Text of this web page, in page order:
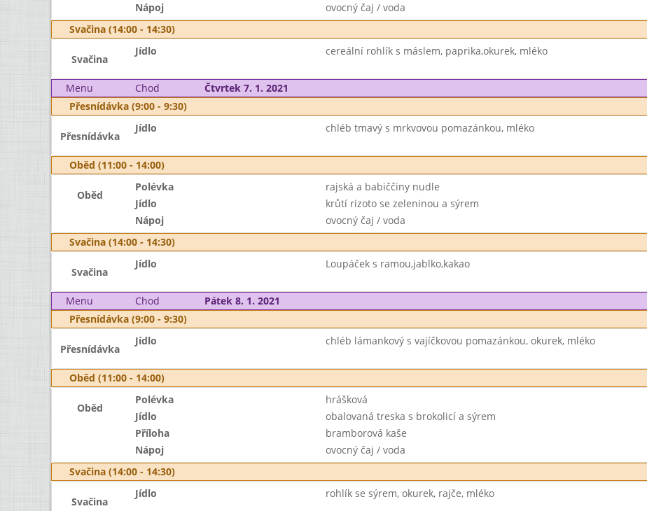
Nápoj
ovocný čaj / voda
Svačina (14:00 - 14:30)
Svačina
Jídlo cereální rohlík s máslem, paprika,okurek, mléko
Menu Chod Čtvrtek 7. 1. 2021
Přesnídávka (9:00 - 9:30)
Přesnídávka
Jídlo chléb tmavý s mrkvovou pomazánkou, mléko
Oběd (11:00 - 14:00)
Oběd
Polévka rajská a babiččiny nudle
Jídlo
krůtí rizoto se zeleninou a sýrem
Nápoj
ovocný čaj / voda
Svačina (14:00 - 14:30)
Svačina
Jídlo Loupáček s ramou,jablko,kakao
Menu Chod Pátek 8. 1. 2021
Přesnídávka (9:00 - 9:30)
Přesnídávka
Jídlo chléb lámankový s vajíčkovou pomazánkou, okurek, mléko
Oběd (11:00 - 14:00)
Oběd
Polévka hrášková
Jídlo
obalovaná treska s brokolicí a sýrem
Příloha
bramborová kaše
Nápoj
ovocný čaj / voda
Svačina (14:00 - 14:30)
Svačina
Jídlo rohlík se sýrem, okurek, rajče, mléko